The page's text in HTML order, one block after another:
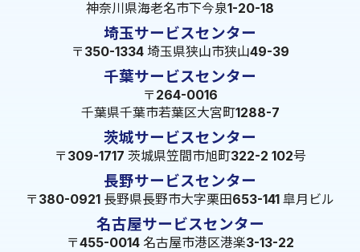
神奈川県海老名市下今泉1-20-18
埼玉サービスセンター
〒350-1334 埼玉県狭山市狭山49-39
千葉サービスセンター
〒264-0016
千葉県千葉市若葉区大宮町1288-7
茨城サービスセンター
〒309-1717 茨城県笠間市旭町322-2 102号
長野サービスセンター
〒380-0921 長野県長野市大字栗田653-141 皐月ビル
名古屋サービスセンター
〒455-0014 名古屋市港区港楽3-13-22